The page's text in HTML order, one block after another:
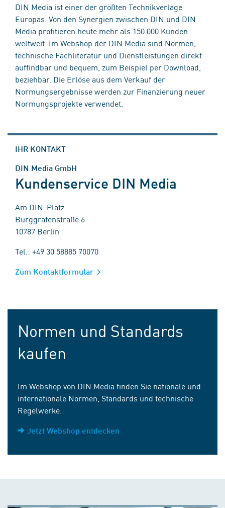
DIN Media ist einer der größten Technikverlage
Europas. Von den Synergien zwischen DIN und DIN
Media profitieren heute mehr als 150.000 Kunden
weltweit. Im Webshop der DIN Media sind Normen,
technische Fachliteratur und Dienstleistungen direkt
auffindbar und bequem, zum Beispiel per Download,
beziehbar. Die Erlöse aus dem Verkauf der
Normungsergebnisse werden zur Finanzierung neuer
Normungsprojekte verwendet.
IHR KONTAKT
DIN Media GmbH
Kundenservice DIN Media
Am DIN-Platz
Burggrafenstraße 6
10787 Berlin
Tel.: +49 30 58885 70070
Zum Kontaktformular
Normen und Standards
kaufen
Im Webshop von DIN Media finden Sie nationale und
internationale Normen, Standards und technische
Regelwerke.
Jetzt Webshop entdecken